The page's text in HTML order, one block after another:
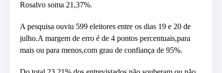
Rosalvo soma 21,37%.
A pesquisa ouviu 599 eleitores entre os dias 19 e 20 de
julho.A margem de erro é de 4 pontos percentuais,para
mais ou para menos,com grau de confiança de 95%.